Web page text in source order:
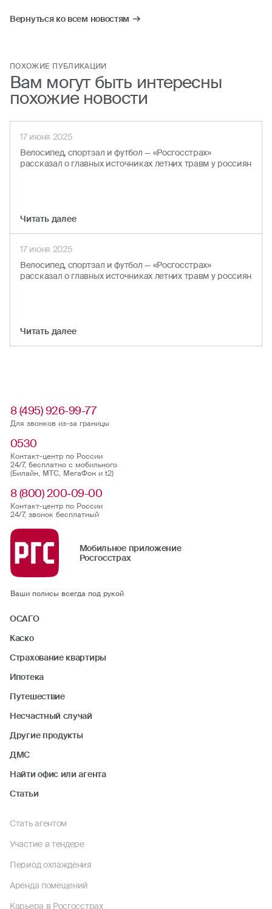
Вернуться ко всем новостям
Вам могут быть интересны
похожие новости
17 июня 2025
Велосипед, спортзал и футбол — «Росгосстрах»
рассказал о главных источниках летних травм у россиян
Читать далеe
17 июня 2025
Велосипед, спортзал и футбол — «Росгосстрах»
рассказал о главных источниках летних травм у россиян
Читать далеe
ПОХОЖИЕ ПУБЛИКАЦИИ
8 (495) 926-99-77
Для звонков из-за границы
0530
Контакт-центр по России
24/7, бесплатно с мобильного
(Билайн, МТС, МегаФон и t2)
8 (800) 200-09-00
Контакт-центр по России
24/7, звонок бесплатный
Мобильное приложение
Росгосстрах
Ваши полисы всегда под рукой
ОСАГО
Каско
Страхование квартиры
Ипотека
Путешествие
Несчастный случай
Другие продукты
ДМС
Найти офис или агента
Статьи
Стать агентом
Участие в тендере
Период охлаждения
Аренда помещений
Карьера в Росгосстрах